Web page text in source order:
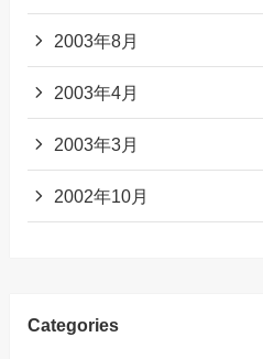
2003年8月
2003年4月
2003年3月
2002年10月
Categories